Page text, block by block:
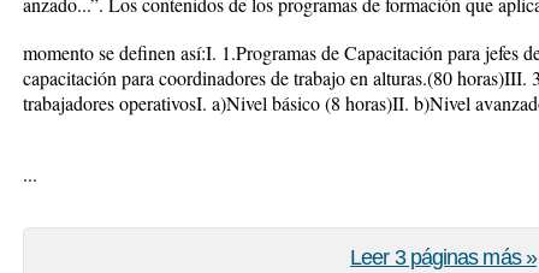
momento se definen así:I. 1.Programas de Capacitación para jefes
capacitación para coordinadores de trabajo en alturas.(80 horas)III.
trabajadores operativosI. a)Nivel básico (8 horas)II. b)Nivel
...
Leer 3 páginas más »